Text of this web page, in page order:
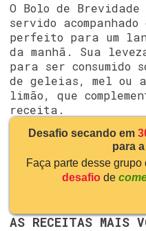
O Bolo de
servido
perfeito para um
da manhã. Sua
para ser consumido
de geleias, mel ou
limão, que
receita.
Desafio secando em
para
Faça parte desse
desafio de
AS RECEITAS MAIS